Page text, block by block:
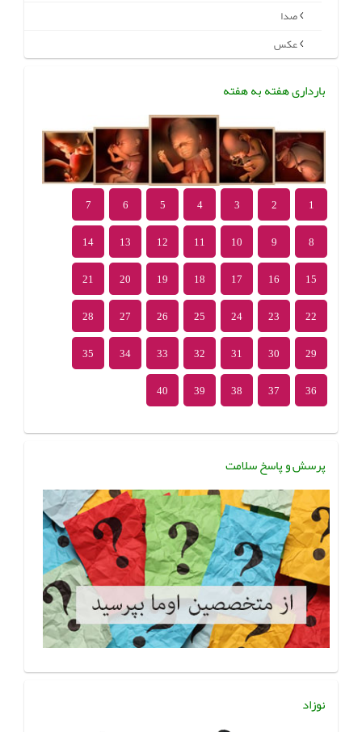
صدا
عکس
بارداری هفته به هفته
1
2
3
4
5
6
7
8
9
10
11
12
13
14
15
16
17
18
19
20
21
22
23
24
25
26
27
28
29
30
31
32
33
34
35
36
37
38
39
40
پرسش و پاسخ سلامت
نوزاد